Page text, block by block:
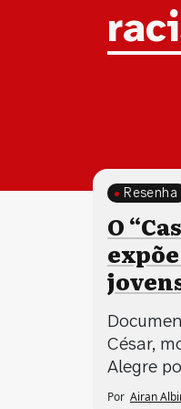
Resenha
O
César,
Alegre
Por Airan